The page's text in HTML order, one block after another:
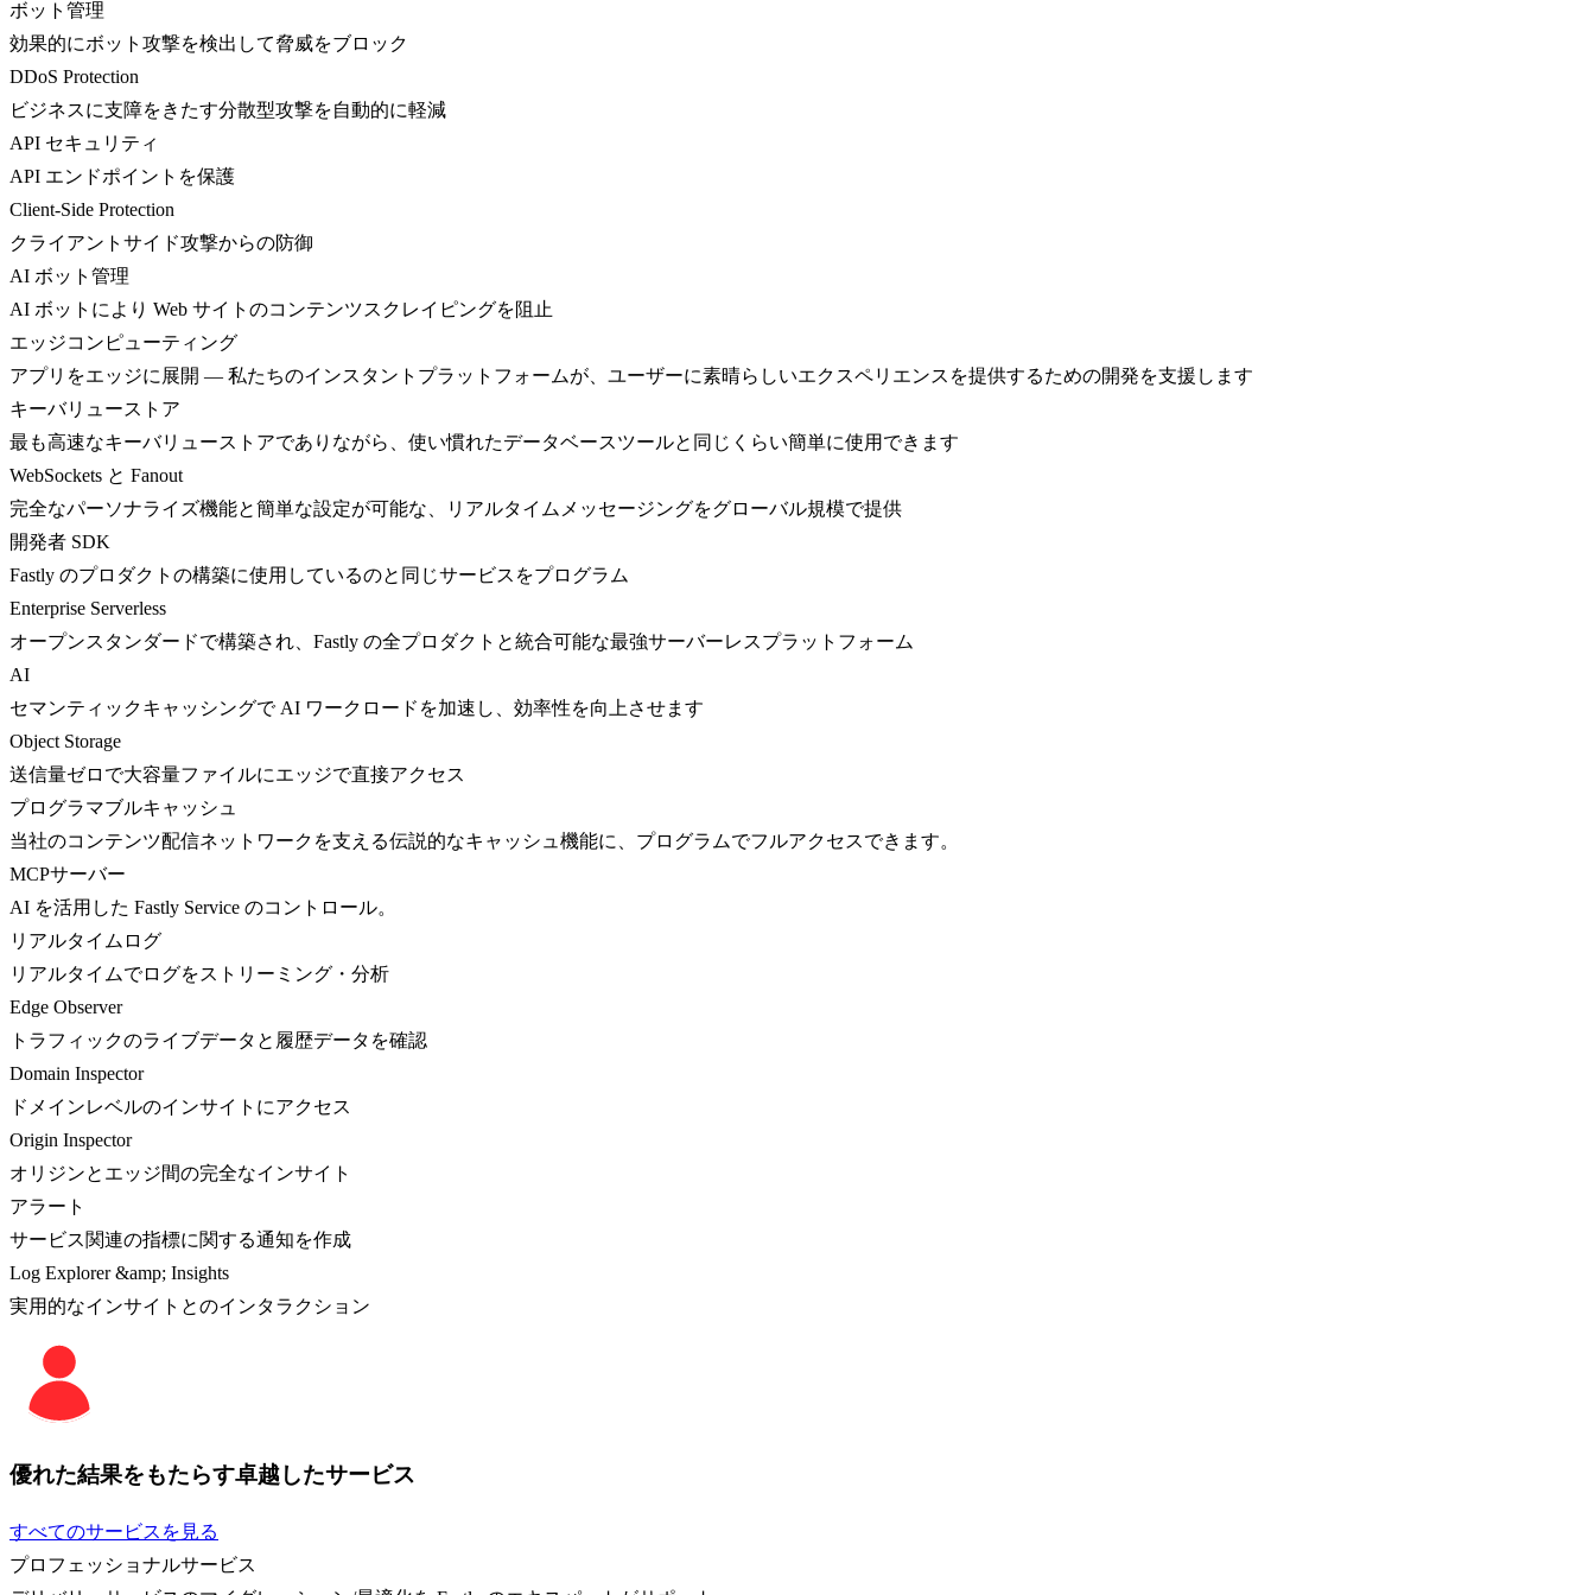
ボット管理
効果的にボット攻撃を検出して脅威をブロック
DDoS Protection
ビジネスに支障をきたす分散型攻撃を自動的に軽減
API セキュリティ
API エンドポイントを保護
Client-Side Protection
クライアントサイド攻撃からの防御
AI ボット管理
AI ボットにより Web サイトのコンテンツスクレイピングを阻止
エッジコンピューティング
アプリをエッジに展開 — 私たちのインスタントプラットフォームが、ユーザーに素晴らしいエクスペリエンスを提供するための開発を支援します
キーバリューストア
最も高速なキーバリューストアでありながら、使い慣れたデータベースツールと同じくらい簡単に使用できます
WebSockets と Fanout
完全なパーソナライズ機能と簡単な設定が可能な、リアルタイムメッセージングをグローバル規模で提供
開発者 SDK
Fastly のプロダクトの構築に使用しているのと同じサービスをプログラム
Enterprise Serverless
オープンスタンダードで構築され、Fastly の全プロダクトと統合可能な最強サーバーレスプラットフォーム
AI
セマンティックキャッシングで AI ワークロードを加速し、効率性を向上させます
Object Storage
送信量ゼロで大容量ファイルにエッジで直接アクセス
プログラマブルキャッシュ
当社のコンテンツ配信ネットワークを支える伝説的なキャッシュ機能に、プログラムでフルアクセスできます。
MCPサーバー
AI を活用した Fastly Service のコントロール。
リアルタイムログ
リアルタイムでログをストリーミング・分析
Edge Observer
トラフィックのライブデータと履歴データを確認
Domain Inspector
ドメインレベルのインサイトにアクセス
Origin Inspector
オリジンとエッジ間の完全なインサイト
アラート
サービス関連の指標に関する通知を作成
Log Explorer &amp; Insights
実用的なインサイトとのインタラクション
優れた結果をもたらす卓越したサービス
すべてのサービスを見る
プロフェッショナルサービス